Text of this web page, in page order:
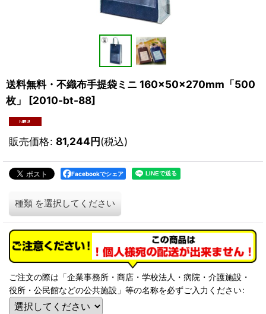
送料無料・不織布手提袋ミニ 160×50×270mm「500
枚」
[2010-bt-88]
販売価格: 81,244円(税込)
Facebookでシェア
種類 を選択してください
ご注文の際は「企業事務所・商店・学校法人・病院・介護施設・
役所・公民館などの公共施設」等の名称を必ずご入力ください: